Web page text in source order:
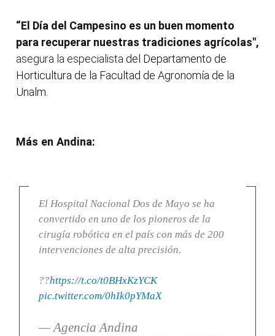
“El Día del Campesino es un buen momento
para recuperar nuestras tradiciones agrícolas",
asegura la especialista del Departamento de
Horticultura de la Facultad de Agronomía de la
Unalm.
Más en Andina:
El Hospital Nacional Dos de Mayo se ha
convertido en uno de los pioneros de la
cirugía robótica en el país con más de 200
intervenciones de alta precisión.
??https://t.co/t0BHxKzYCK
pic.twitter.com/0hIk0pYMaX
— Agencia Andina